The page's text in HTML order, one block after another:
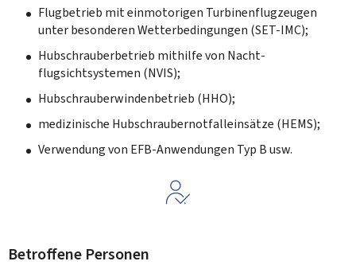
Flugbetrieb mit einmotorigen Turbinenflug­zeugen
unter besonderen Wetterbedingungen (SET-IMC);
Hubschrauberbetrieb mithilfe von Nacht­
flugsichtsystemen (NVIS);
Hubschrauberwindenbetrieb (HHO);
medizinische Hubschraubernotfalleinsätze (HEMS);
Verwendung von EFB-Anwendungen Typ B usw.
Betroffene Personen